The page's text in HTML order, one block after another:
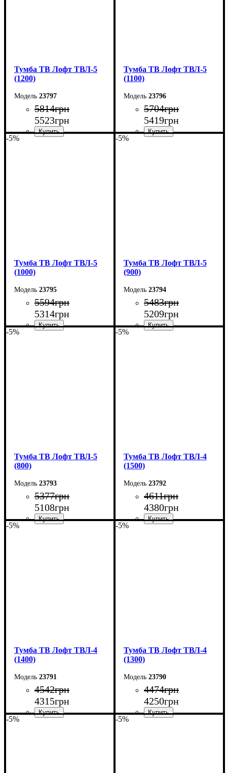
Тумба ТВ Лофт ТВЛ-5
(1200)
23797
5814грн
5523грн
Тумба ТВ Лофт ТВЛ-5
(1100)
23796
5704грн
5419грн
-5%
Тумба ТВ Лофт ТВЛ-5
(1000)
23795
5594грн
5314грн
-5%
Тумба ТВ Лофт ТВЛ-5
(900)
23794
5483грн
5209грн
-5%
Тумба ТВ Лофт ТВЛ-5
(800)
23793
5377грн
5108грн
-5%
Тумба ТВ Лофт ТВЛ-4
(1500)
23792
4611грн
4380грн
-5%
Тумба ТВ Лофт ТВЛ-4
(1400)
23791
4542грн
4315грн
-5%
Тумба ТВ Лофт ТВЛ-4
(1300)
23790
4474грн
4250грн
-5% -5%